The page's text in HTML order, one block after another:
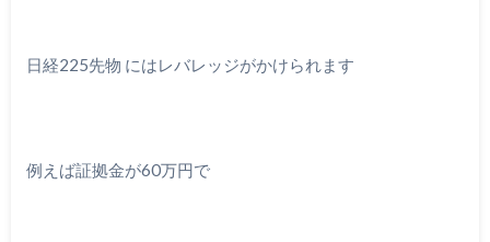
日経225先物 にはレバレッジがかけられます
例えば証拠金が60万円で